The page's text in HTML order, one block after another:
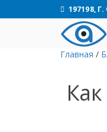
197198,
Главная /